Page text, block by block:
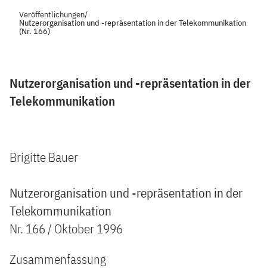
Veröffentlichungen/
Nutzerorganisation und -repräsentation in der Telekommunikation
(Nr. 166)
Nutzerorganisation und -repräsentation in der
Telekommunikation
Brigitte Bauer
Nutzerorganisation und -repräsentation in der
Telekommunikation
Nr. 166 / Oktober 1996
Zusammenfassung